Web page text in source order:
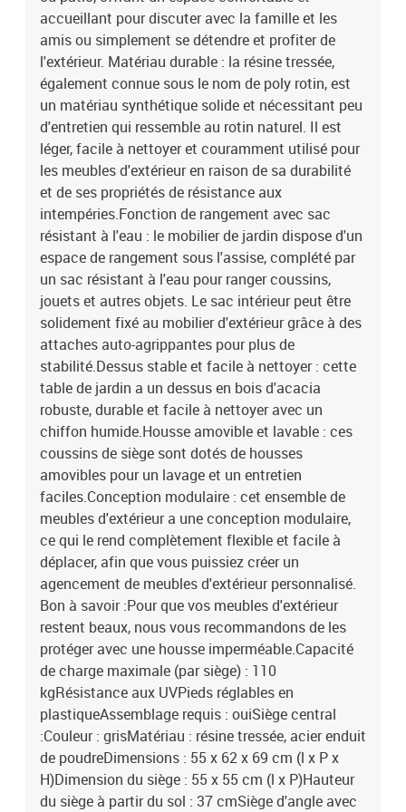
: 55 cmTable :Couleur : grisMatériau : résine tressée, acier enduit
de poudre, bois d'acacia massif avec finition à l'huileDimensions :
55 x 55 x 37 cm (L x l x H)Coussin :Couleur : gris foncéMatériau de
la couverture : tissu (100 % polyester)Matériau de remplissage du
coussin de siège : mousseMatériau de remplissage du coussin de
dossier : fibre de cotonDimensions du coussin de siège : 55 x 55 x
3 cm (l x P x é)Dimensions du coussin de dossier : 55 x 45 x 13 cm
(L x l x é)La livraison contient :1 x table de jardin1 x siège central
incluant une fonction de rangement avec un sac résistant à l'eau4
x siège d'angle avec accoudoir en acacia comprenant une fonction
de rangement avec un sac résistant à l'eau5 x coussin de dossier5
x coussin de siège avec housse amovible et lavable
accueillant pour discuter avec la famille et les
amis ou simplement se détendre et profiter de
l'extérieur. Matériau durable : la résine tressée,
également connue sous le nom de poly rotin, est
un matériau synthétique solide et nécessitant peu
d'entretien qui ressemble au rotin naturel. Il est
léger, facile à nettoyer et couramment utilisé pour
les meubles d'extérieur en raison de sa durabilité
et de ses propriétés de résistance aux
intempéries.Fonction de rangement avec sac
résistant à l'eau : le mobilier de jardin dispose d'un
espace de rangement sous l'assise, complété par
un sac résistant à l'eau pour ranger coussins,
jouets et autres objets. Le sac intérieur peut être
solidement fixé au mobilier d'extérieur grâce à des
attaches auto-agrippantes pour plus de
stabilité.Dessus stable et facile à nettoyer : cette
table de jardin a un dessus en bois d'acacia
robuste, durable et facile à nettoyer avec un
chiffon humide.Housse amovible et lavable : ces
coussins de siège sont dotés de housses
amovibles pour un lavage et un entretien
faciles.Conception modulaire : cet ensemble de
meubles d'extérieur a une conception modulaire,
ce qui le rend complètement flexible et facile à
déplacer, afin que vous puissiez créer un
agencement de meubles d'extérieur personnalisé.
Bon à savoir :Pour que vos meubles d'extérieur
restent beaux, nous vous recommandons de les
protéger avec une housse imperméable.Capacité
de charge maximale (par siège) : 110
kgRésistance aux UVPieds réglables en
plastiqueAssemblage requis : ouiSiège central
:Couleur : grisMatériau : résine tressée, acier enduit
de poudreDimensions : 55 x 62 x 69 cm (l x P x
H)Dimension du siège : 55 x 55 cm (l x P)Hauteur
du siège à partir du sol : 37 cmSiège d'angle avec